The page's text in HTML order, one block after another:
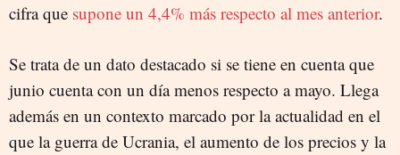
cifra que supone un 4,4% más respecto al mes anterior.
Se trata de un dato destacado si se tiene en cuenta que
junio cuenta con un día menos respecto a mayo. Llega
además en un contexto marcado por la actualidad en el
que la guerra de Ucrania, el aumento de los precios y la